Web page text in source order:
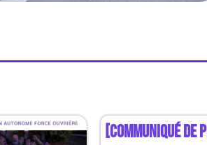
[COMMUNIQUÉ DE